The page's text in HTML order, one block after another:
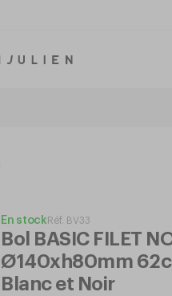
En stock Réf. BV33
Bol BASIC FILET
Ø140xh80mm
Blanc et Noir